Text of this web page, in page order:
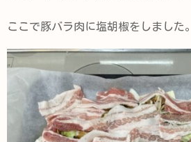
ここで豚バラ肉に塩胡椒をしました。